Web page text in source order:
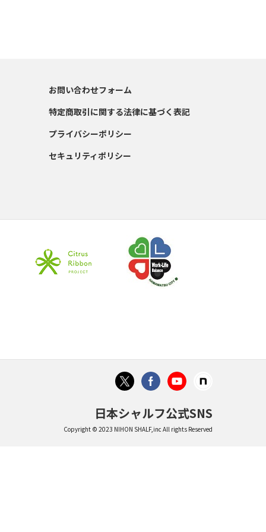
お問い合わせフォーム
特定商取引に関する法律に基づく表記
プライバシーポリシー
セキュリティポリシー
日本シャルフ公式SNS
Copyright © 2023 NIHON SHALF,inc All rights Reserved